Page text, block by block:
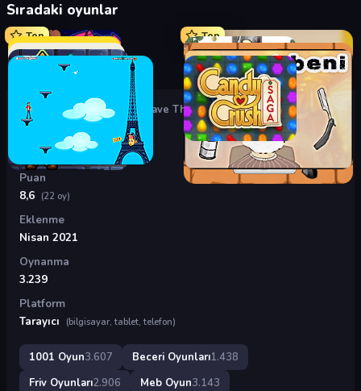
Sıradaki oyunlar
Top Top
Oyunlar Beceri Oyunları Save The Fish!
Save The Fish!
Puan
8,6 (22 oy)
Eklenme
Nisan 2021
Oynanma
3.239
Platform
Tarayıcı
(bilgisayar, tablet, telefon)
1001 Oyun3.607 Beceri Oyunları1.438
Friv Oyunları2.906 Meb Oyun3.143